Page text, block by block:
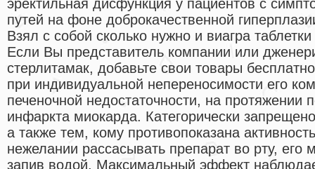
эректильная дисфункция у пациентов с
путей на фоне доброкачественной
Взял с собой сколько нужно и виагра
Если Вы представитель компании или
стерлитамак, добавьте свои товары
при индивидуальной непереносимости его
печеночной недостаточности, на протяжении
инфаркта миокарда. Категорически
а также тем, кому противопоказана
нежелании рассасывать препарат во рту, его
запив водой. Максимальный эффект